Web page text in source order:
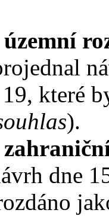
19, které
).
dne